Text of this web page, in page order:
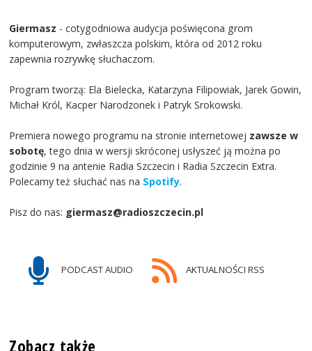
Giermasz - cotygodniowa audycja poświęcona grom
komputerowym, zwłaszcza polskim, która od 2012 roku
zapewnia rozrywkę słuchaczom.
Program tworzą: Ela Bielecka, Katarzyna Filipowiak, Jarek Gowin,
Michał Król, Kacper Narodzonek i Patryk Srokowski.
Premiera nowego programu na stronie internetowej zawsze w
sobotę, tego dnia w wersji skróconej usłyszeć ją można po
godzinie 9 na antenie Radia Szczecin i Radia Szczecin Extra.
Polecamy też słuchać nas na Spotify.
Pisz do nas: giermasz@radioszczecin.pl
PODCAST AUDIO AKTUALNOŚCI RSS
Zobacz także